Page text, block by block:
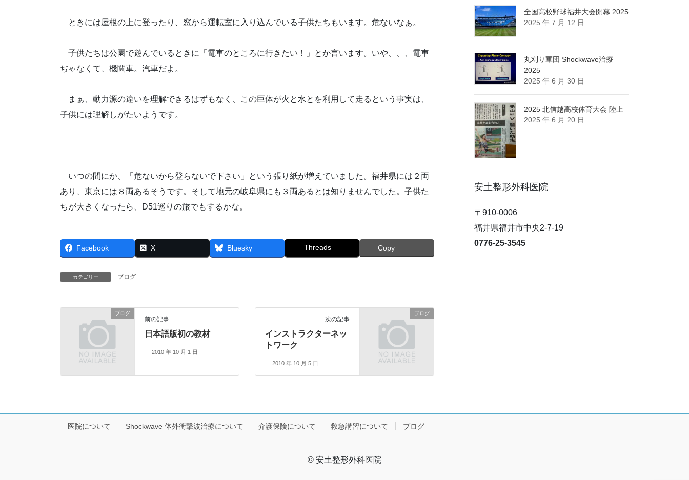
ときには屋根の上に登ったり、窓から運転室に入り込んでいる子供たちもいます。危ないなぁ。
子供たちは公園で遊んでいるときに「電車のところに行きたい！」とか言います。いや、、、電車
ぢゃなくて、機関車。汽車だよ。
まぁ、動力源の違いを理解できるはずもなく、この巨体が火と水とを利用して走るという事実は、
子供には理解しがたいようです。
いつの間にか、「危ないから登らないで下さい」という張り紙が増えていました。福井県には２両
あり、東京には８両あるそうです。そして地元の岐阜県にも３両あるとは知りませんでした。子供た
ちが大きくなったら、D51巡りの旅でもするかな。
Facebook X Bluesky Threads Copy
カテゴリー ブログ
ブログ
前の記事
日本語版初の教材
2010 年 10 月 1 日
ブログ
次の記事
インストラクターネッ
トワーク
2010 年 10 月 5 日
全国高校野球福井大会開幕 2025
2025 年 7 月 12 日
丸刈り軍団 Shockwave治療
2025
2025 年 6 月 30 日
2025 北信越高校体育大会 陸上
2025 年 6 月 20 日
安土整形外科医院
〒910-0006
福井県福井市中央2-7-19
0776-25-3545
医院について Shockwave 体外衝撃波治療について 介護保険について 救急講習について ブログ
© 安土整形外科医院